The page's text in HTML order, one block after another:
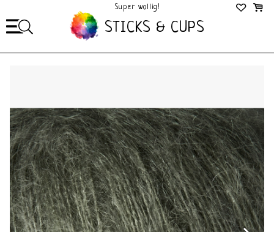
Super wollig!
Mega Gezellig!
STICKS & CUPS